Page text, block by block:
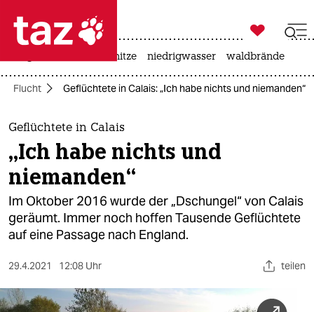
 taz zahl ich
taz zahl ich
themen
politik
öko
gesellschaft
sport

taz zahl ich
hitze niedrigwasser waldbrände
Flucht Geflüchtete in Calais: „Ich habe nichts und niemanden“
Geflüchtete in Calais
„Ich habe nichts und
niemanden“
Im Oktober 2016 wurde der „Dschungel“ von Calais
geräumt. Immer noch hoffen Tausende Geflüchtete
auf eine Passage nach England.
29.4.2021 12:08 Uhr teilen